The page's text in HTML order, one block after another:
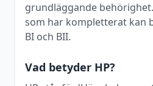
grundläggande
som har kompletterat kan
BI och BII.
Vad betyder HP?